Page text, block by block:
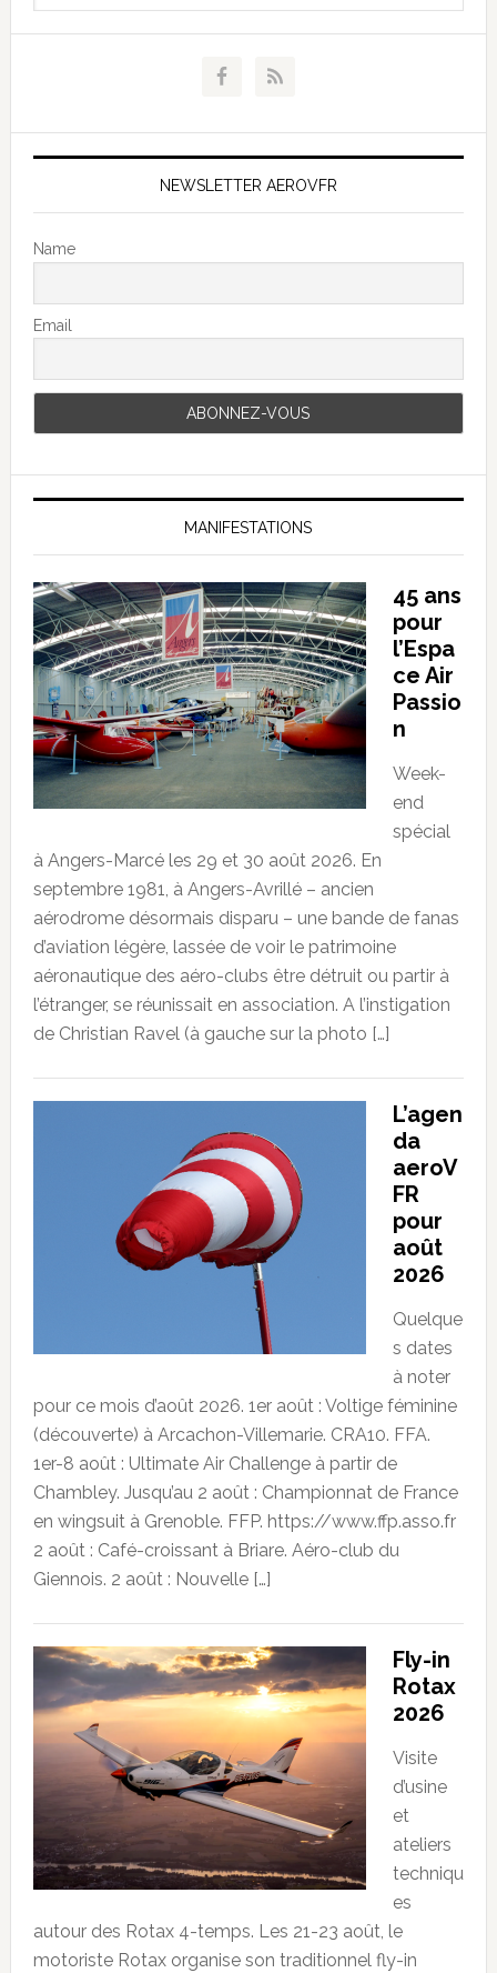
NEWSLETTER AEROVFR
Name
Email
MANIFESTATIONS
45 ans
pour
l’Espa
ce Air
Passio
n
Week-
end
spécial
à Angers-Marcé les 29 et 30 août 2026. En
septembre 1981, à Angers-Avrillé – ancien
aérodrome désormais disparu – une bande de fanas
d’aviation légère, lassée de voir le patrimoine
aéronautique des aéro-clubs être détruit ou partir à
l’étranger, se réunissait en association. A l’instigation
de Christian Ravel (à gauche sur la photo […]
L’agen
da
aeroV
FR
pour
août
2026
Quelque
s dates
à noter
pour ce mois d’août 2026. 1er août : Voltige féminine
(découverte) à Arcachon-Villemarie. CRA10. FFA.
1er-8 août : Ultimate Air Challenge à partir de
Chambley. Jusqu’au 2 août : Championnat de France
en wingsuit à Grenoble. FFP. https://www.ffp.asso.fr
2 août : Café-croissant à Briare. Aéro-club du
Giennois. 2 août : Nouvelle […]
Fly-in
Rotax
2026
Visite
d’usine
et
ateliers
techniqu
es
autour des Rotax 4-temps. Les 21-23 août, le
motoriste Rotax organise son traditionnel fly-in